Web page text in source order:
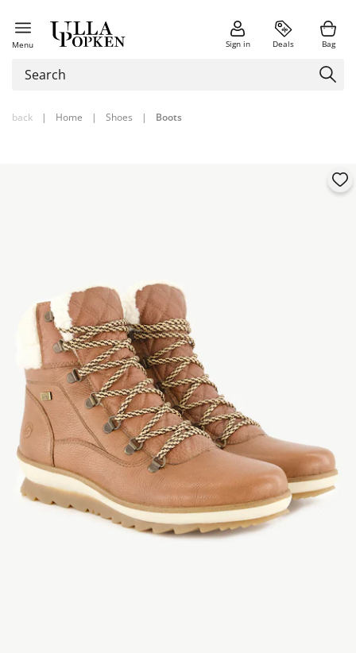
Menu Sign in Deals Bag
back | Home | Shoes | Boots